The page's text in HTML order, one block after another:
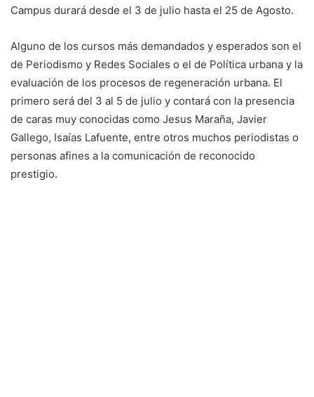
Campus durará desde el 3 de julio hasta el 25 de Agosto.
Alguno de los cursos más demandados y esperados son el
de Periodismo y Redes Sociales o el de Política urbana y la
evaluación de los procesos de regeneración urbana. El
primero será del 3 al 5 de julio y contará con la presencia
de caras muy conocidas como Jesus Maraña, Javier
Gallego, Isaías Lafuente, entre otros muchos periodistas o
personas afines a la comunicación de reconocido
prestigio.